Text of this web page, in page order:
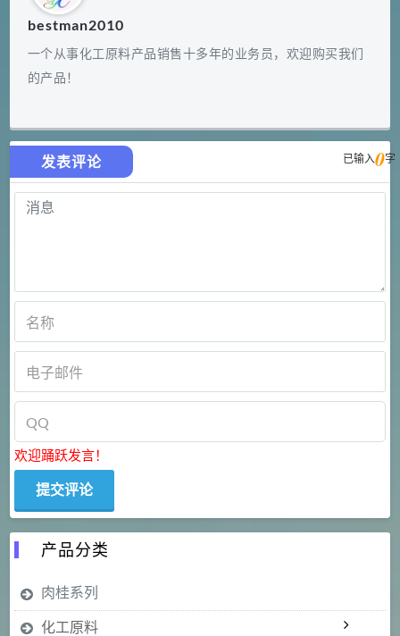
bestman2010
一个从事化工原料产品销售十多年的业务员，欢迎购买我们
的产品！
发表评论 已输入0字
欢迎踊跃发言！
产品分类
肉桂系列
化工原料